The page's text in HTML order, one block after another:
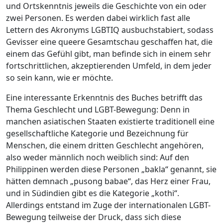
und Ortskenntnis jeweils die Geschichte von ein oder
zwei Personen. Es werden dabei wirklich fast alle
Lettern des Akronyms LGBTIQ ausbuchstabiert, sodass
Gevisser eine queere Gesamtschau geschaffen hat, die
einem das Gefühl gibt, man befinde sich in einem sehr
fortschrittlichen, akzeptierenden Umfeld, in dem jeder
so sein kann, wie er möchte.
Eine interessante Erkenntnis des Buches betrifft das
Thema Geschlecht und LGBT-Bewegung: Denn in
manchen asiatischen Staaten existierte traditionell eine
gesellschaftliche Kategorie und Bezeichnung für
Menschen, die einem dritten Geschlecht angehören,
also weder männlich noch weiblich sind: Auf den
Philippinen werden diese Personen „bakla“ genannt, sie
hätten demnach „pusong babae“, das Herz einer Frau,
und in Südindien gibt es die Kategorie „kothi“.
Allerdings entstand im Zuge der internationalen LGBT-
Bewegung teilweise der Druck, dass sich diese